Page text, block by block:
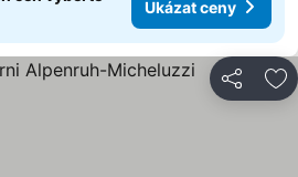
Ukázat ceny
Sdílet